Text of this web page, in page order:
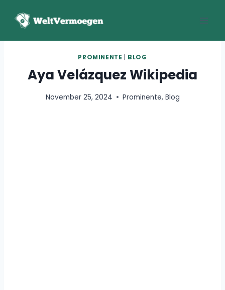
Inhalt
PROMINENTE BLOG
Aya Velázquez Wikipedia
November 25, 2024 Prominente, Blog